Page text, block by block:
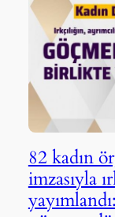
82 kadın
imzasıyla